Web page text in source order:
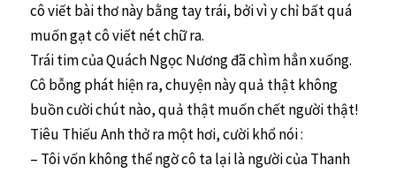
cô viết bài thơ này bằng tay trái, bởi vì y chỉ bất quá
muốn gạt cô viết nét chữ ra.
Trái tim của Quách Ngọc Nương đã chìm hẳn xuống.
Cô bỗng phát hiện ra, chuyện này quả thật không
buồn cười chút nào, quả thật muốn chết người thật!
Tiêu Thiếu Anh thở ra một hơi, cười khổ nói :
– Tôi vốn không thể ngờ cô ta lại là người của Thanh